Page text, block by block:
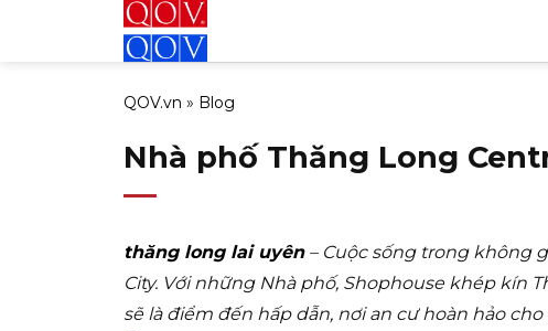
QOV.vn » Blog
Nhà phố Thăng Long
thăng long lai uyên– Cuộc sống trong không
City. Với những Nhà phố, Shophouse khép kín
sẽ là điểm đến hấp dẫn, nơi an cư hoàn hảo